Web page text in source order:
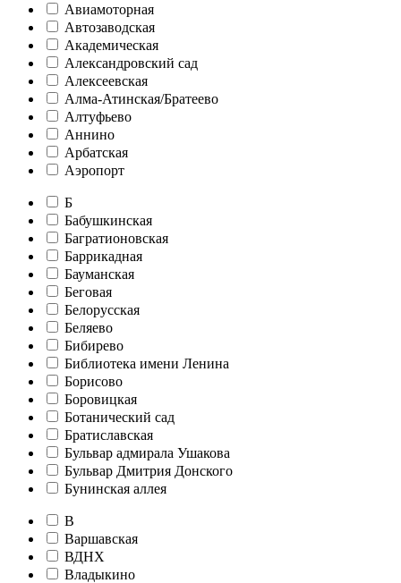
Авиамоторная
Автозаводская
Академическая
Александровский сад
Алексеевская
Алма-Атинская/Братеево
Алтуфьево
Аннино
Арбатская
Аэропорт
Б
Бабушкинская
Багратионовская
Баррикадная
Бауманская
Беговая
Белорусская
Беляево
Бибирево
Библиотека имени Ленина
Борисово
Боровицкая
Ботанический сад
Братиславская
Бульвар адмирала Ушакова
Бульвар Дмитрия Донского
Бунинская аллея
В
Варшавская
ВДНХ
Владыкино